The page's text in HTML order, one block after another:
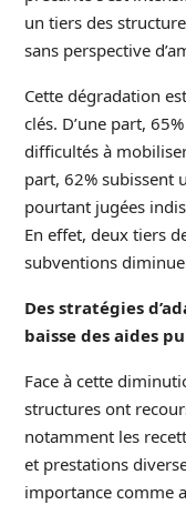
un tiers des
sans perspective
Cette dégradation
clés. D’une part,
difficultés à
part, 62% subissent
pourtant jugées
En effet, deux tiers
subventions
Des stratégies
baisse des aides
Face à cette
structures ont
notamment les
et prestations
importance comme